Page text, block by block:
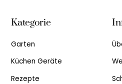
Kategorie
Garten
Küchen Geräte
Rezepte